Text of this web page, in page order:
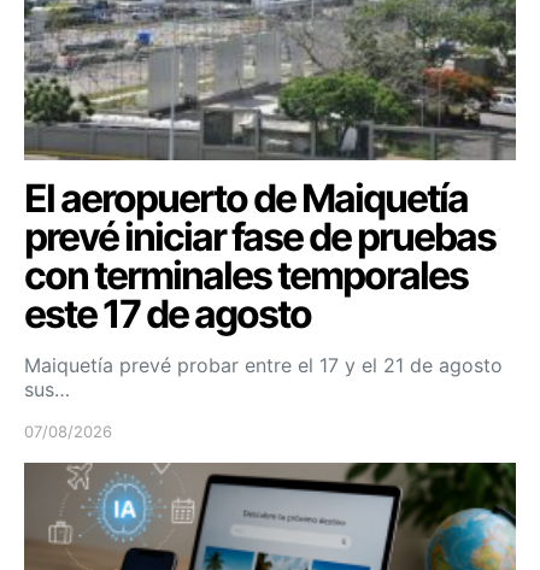
El aeropuerto de Maiquetía
prevé iniciar fase de pruebas
con terminales temporales
este 17 de agosto
Maiquetía prevé probar entre el 17 y el 21 de agosto
sus…
07/08/2026